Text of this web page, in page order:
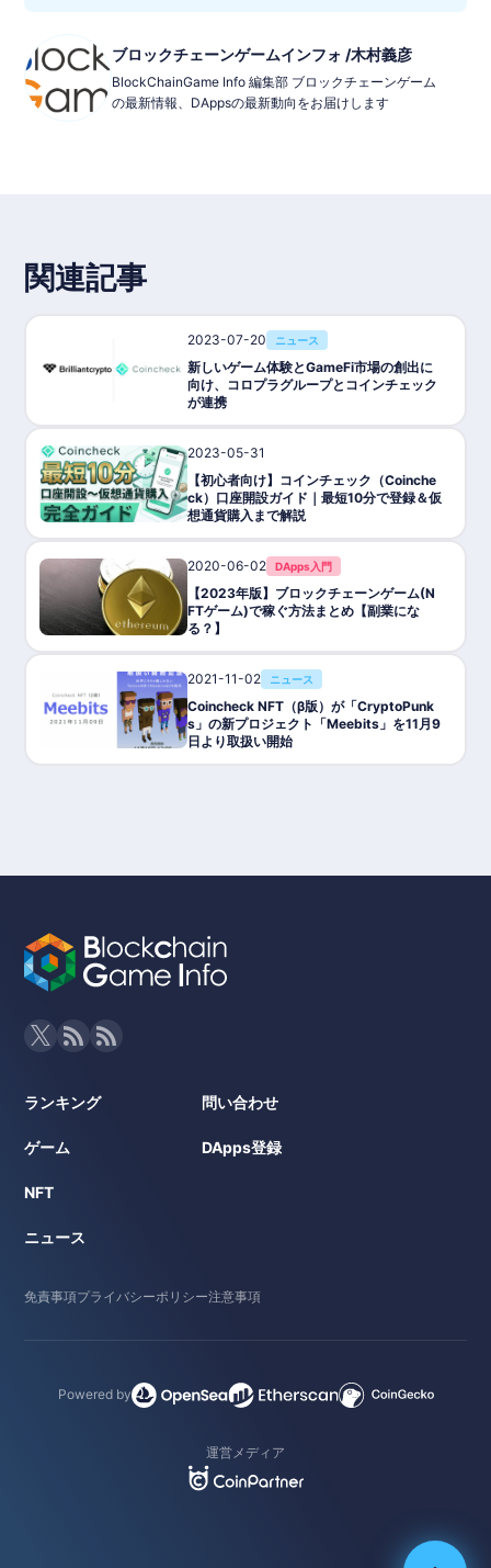
ブロックチェーンゲームインフォ /木村義彦
BlockChainGame Info 編集部 ブロックチェーンゲーム
の最新情報、DAppsの最新動向をお届けします
関連記事
2023-07-20 ニュース
新しいゲーム体験とGameFi市場の創出に
向け、コロプラグループとコインチェック
が連携
2023-05-31
【初心者向け】コインチェック（Coinche
ck）口座開設ガイド｜最短10分で登録＆仮
想通貨購入まで解説
2020-06-02 DApps入門
【2023年版】ブロックチェーンゲーム(N
FTゲーム)で稼ぐ方法まとめ【副業にな
る？】
2021-11-02 ニュース
Coincheck NFT（β版）が「CryptoPunk
s」の新プロジェクト「Meebits」を11月9
日より取扱い開始
ランキング
ゲーム
NFT
ニュース
問い合わせ
DApps登録
免責事項プライバシーポリシー注意事項
Powered by
運営メディア